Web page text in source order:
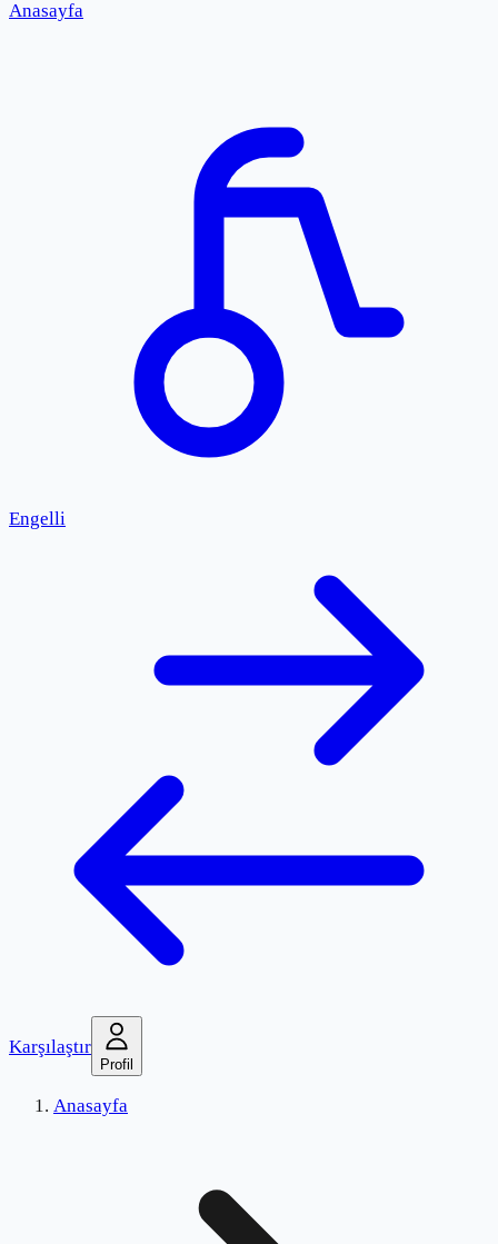
Anasayfa
Engelli
Karşılaştır
Profil
Anasayfa